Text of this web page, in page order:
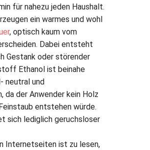
für nahezu jeden Haushalt.
ein warmes und wohl
, optisch kaum vom
Dabei entsteht
Gestank oder störender
Ethanol ist beinahe
neutral und
da der Anwender kein Holz
entstehen würde.
sich lediglich geruchsloser
Internetseiten ist zu lesen,